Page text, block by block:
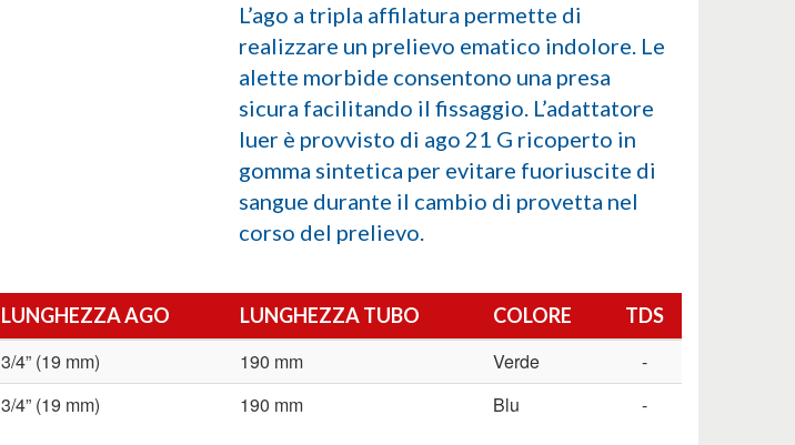
L’ago a tripla affilatura permette di
realizzare un prelievo ematico indolore. Le
alette morbide consentono una presa
sicura facilitando il fissaggio. L’adattatore
luer è provvisto di ago 21 G ricoperto in
gomma sintetica per evitare fuoriuscite di
sangue durante il cambio di provetta nel
corso del prelievo.
LUNGHEZZA AGO LUNGHEZZA TUBO COLORE TDS
3/4” (19 mm) 190 mm Verde
-
3/4” (19 mm) 190 mm Blu -